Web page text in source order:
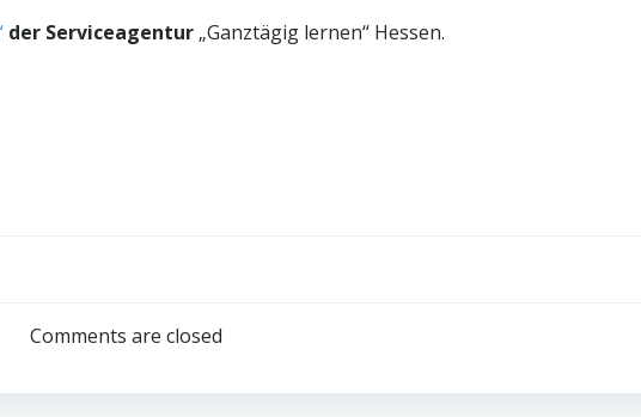
der Serviceagentur „Ganztägig lernen“ Hessen.
Comments are closed